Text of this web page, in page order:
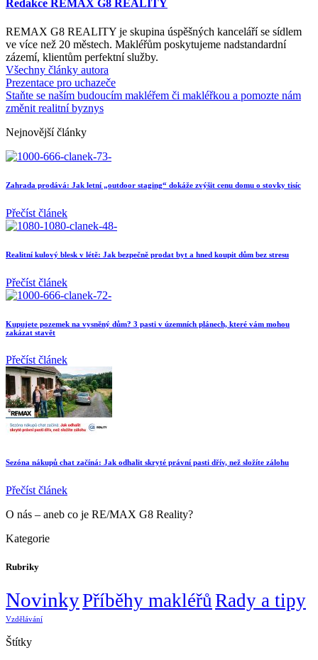
Redakce REMAX G8 REALITY
REMAX G8 REALITY je skupina úspěšných kanceláří se sídlem
ve více než 20 městech. Makléřům poskytujeme nadstandardní
zázemí, klientům perfektní služby.
Všechny články autora
Prezentace pro uchazeče
Staňte se naším budoucím makléřem či makléřkou a pomozte nám
změnit realitní byznys
Nejnovější články
Zahrada prodává: Jak letní „outdoor staging“ dokáže zvýšit cenu domu o stovky tisíc
Přečíst článek
Realitní kulový blesk v létě: Jak bezpečně prodat byt a hned koupit dům bez stresu
Přečíst článek
Kupujete pozemek na vysněný dům? 3 pasti v územních plánech, které vám mohou
zakázat stavět
Přečíst článek
Sezóna nákupů chat začíná: Jak odhalit skryté právní pasti dřív, než složíte zálohu
Přečíst článek
O nás – aneb co je RE/MAX G8 Reality?
Kategorie
Rubriky
NovinkyPříběhy makléřů Rady a tipy
Vzdělávání
Štítky